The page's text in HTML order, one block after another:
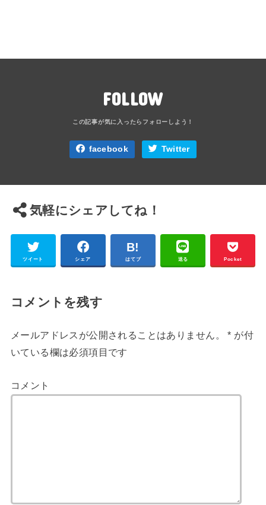
FOLLOW
facebook Twitter
気軽にシェアしてね！
ツイート シェア はてブ 送る Pocket
コメントを残す
メールアドレスが公開されることはありません。 * が付
いている欄は必須項目です
コメント